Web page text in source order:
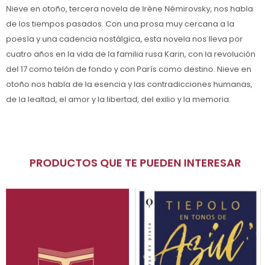
Nieve en otoño, tercera novela de Irène Némirovsky, nos habla
de los tiempos pasados. Con una prosa muy cercana a la
poesía y una cadencia nostálgica, esta novela nos lleva por
cuatro años en la vida de la familia rusa Karin, con la revolución
del 17 como telón de fondo y con París como destino. Nieve en
otoño nos habla de la esencia y las contradicciones humanas,
de la lealtad, el amor y la libertad, del exilio y la memoria.
PRODUCTOS QUE TE PUEDEN INTERESAR